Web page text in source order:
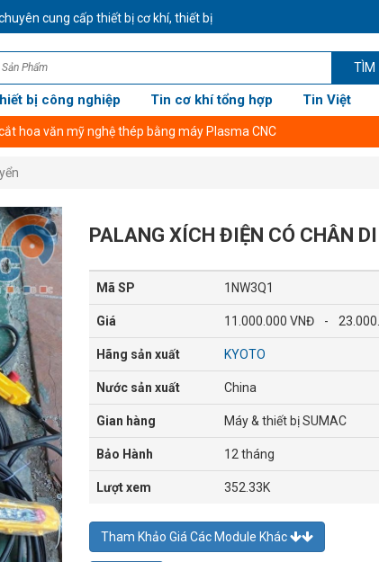
cung cấp thiết bị cơ khí, thiết bị công nghiệp CHÍNH HÃNG GIÁ
TÌM
bị công nghiệp Tin cơ khí tổng hợp Tin Việt
PALANG XÍCH ĐIỆN CÓ CHÂN
Mã SP 1NW3Q1
Giá 11.000.000 VNĐ -
Hãng sản xuất KYOTO
Nước sản xuất China
Gian hàng Máy & thiết bị SUMAC
Bảo Hành 12 tháng
Lượt xem 352.33K
Tham Khảo Giá Các Module Khác